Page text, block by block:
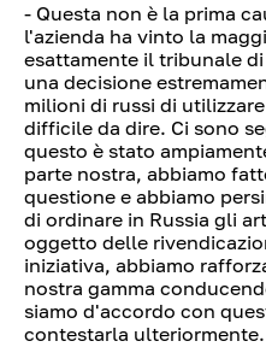
- Questa non è la prima
l'azienda ha vinto la
esattamente il tribunale
una decisione
milioni di russi di
difficile da dire. Ci sono
questo è stato
parte nostra, abbiamo
questione e abbiamo
di ordinare in Russia gli
oggetto delle
iniziativa, abbiamo
nostra gamma
siamo d'accordo con
contestarla ulteriormente.